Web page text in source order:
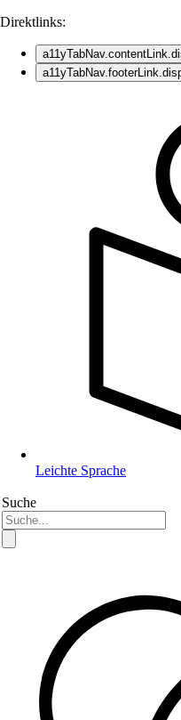
Direktlinks:
Leichte Sprache
Suche